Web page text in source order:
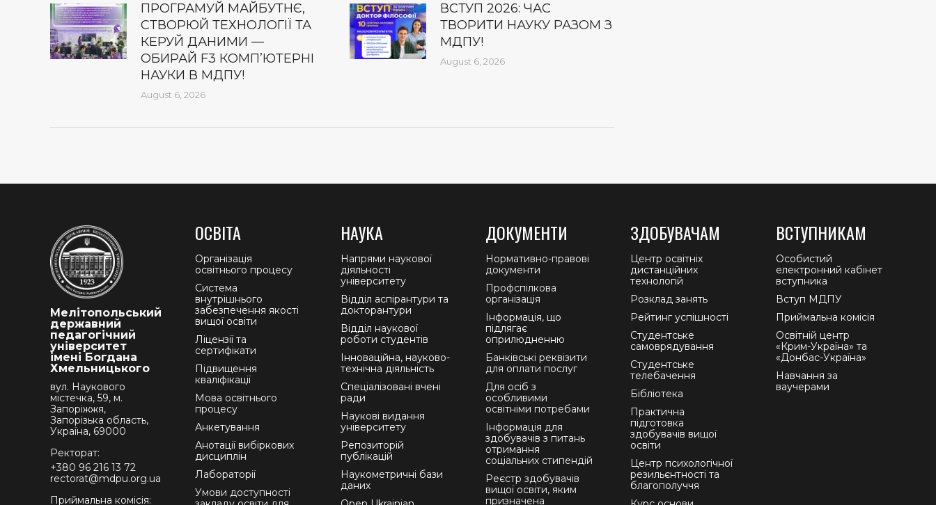
ПРОГРАМУЙ МАЙБУТНЄ,
СТВОРЮЙ ТЕХНОЛОГІЇ ТА
КЕРУЙ ДАНИМИ —
ОБИРАЙ F3 КОМП’ЮТЕРНІ
НАУКИ В МДПУ!
August 6, 2026
ВСТУП 2026: ЧАС
ТВОРИТИ НАУКУ РАЗОМ З
МДПУ!
August 6, 2026
Мелітопольський
державний
педагогічний
університет
імені Богдана
Хмельницького
вул. Наукового
містечка, 59, м.
Запоріжжя,
Запорізька область,
Україна, 69000
Ректорат:
+380 96 216 13 72
rectorat@mdpu.org.ua
Приймальна комісія:
ОСВІТА
Організація
освітнього процесу
Система
внутрішнього
забезпечення якості
вищої освіти
Ліцензії та
сертифікати
Підвищення
кваліфікації
Мова освітнього
процесу
Анкетування
Анотації вибіркових
дисциплін
Лабораторії
Умови доступності
НАУКА
Напрями наукової
діяльності
університету
Відділ аспірантури та
докторантури
Відділ наукової
роботи студентів
Інноваційна, науково-
технічна діяльність
Спеціалізовані вчені
ради
Наукові видання
університету
Репозиторій
публікацій
Наукометричні бази
даних
ДОКУМЕНТИ
Нормативно-правові
документи
Профспілкова
організація
Інформація, що
підлягає
оприлюдненню
Банківські реквізити
для оплати послуг
Для осіб з
особливими
освітніми потребами
Інформація для
здобувачів з питань
отримання
соціальних стипендій
Реєстр здобувачів
вищої освіти, яким
призначена
ЗДОБУВАЧАМ
Центр освітніх
дистанційних
технологій
Розклад занять
Рейтинг успішності
Студентське
самоврядування
Студентське
телебачення
Бібліотека
Практична
підготовка
здобувачів вищої
освіти
Центр психологічної
резильєнтності та
благополуччя
ВСТУПНИКАМ
Особистий
електронний кабінет
вступника
Вступ МДПУ
Приймальна комісія
Освітній центр
«Крим-Україна» та
«Донбас-Україна»
Навчання за
ваучерами